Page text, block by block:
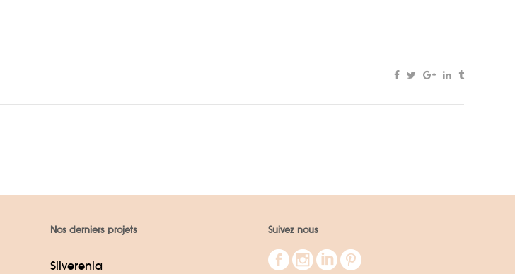
Nos derniers projets
Silverenia
Suivez nous